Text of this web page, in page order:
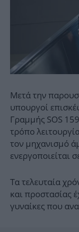
Μετά την
υπουργοί
Γραμμής SOS
τρόπο
τον μηχανισμό
ενεργοποιείται
Τα τελευταία
και προστασίας
γυναίκες που